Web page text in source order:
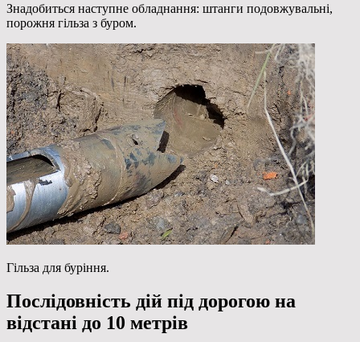
Знадобиться наступне обладнання: штанги подовжувальні,
порожня гільза з буром.
Гільза для буріння.
Послідовність дій під дорогою на
відстані до 10 метрів